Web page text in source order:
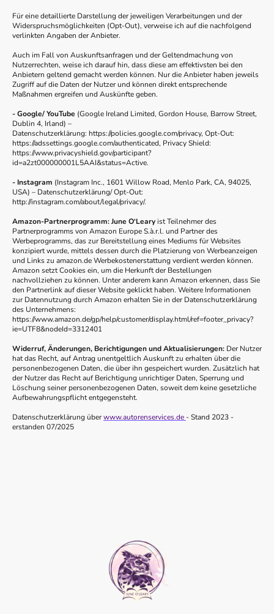
Für eine detaillierte Darstellung der jeweiligen Verarbeitungen und der
Widerspruchsmöglichkeiten (Opt-Out), verweise ich auf die nachfolgend
verlinkten Angaben der Anbieter.
Auch im Fall von Auskunftsanfragen und der Geltendmachung von
Nutzerrechten, weise ich darauf hin, dass diese am effektivsten bei den
Anbietern geltend gemacht werden können. Nur die Anbieter haben jeweils
Zugriff auf die Daten der Nutzer und können direkt entsprechende
Maßnahmen ergreifen und Auskünfte geben.
- Google/ YouTube (Google Ireland Limited, Gordon House, Barrow Street,
Dublin 4, Irland) –
Datenschutzerklärung: https://policies.google.com/privacy, Opt-Out:
https://adssettings.google.com/authenticated, Privacy Shield:
https://www.privacyshield.gov/participant?
id=a2zt000000001L5AAI&status=Active.
- Instagram (Instagram Inc., 1601 Willow Road, Menlo Park, CA, 94025,
USA) – Datenschutzerklärung/ Opt-Out:
http://instagram.com/about/legal/privacy/.
Amazon-Partnerprogramm:June O‘Learyist Teilnehmer des
Partnerprogramms von Amazon Europe S.à.r.l. und Partner des
Werbeprogramms, das zur Bereitstellung eines Mediums für Websites
konzipiert wurde, mittels dessen durch die Platzierung von Werbeanzeigen
und Links zu amazon.de Werbekostenerstattung verdient werden können.
Amazon setzt Cookies ein, um die Herkunft der Bestellungen
nachvollziehen zu können. Unter anderem kann Amazon erkennen, dass Sie
den Partnerlink auf dieser Website geklickt haben. Weitere Informationen
zur Datennutzung durch Amazon erhalten Sie in der Datenschutzerklärung
des Unternehmens:
https://www.amazon.de/gp/help/customer/display.html/ref=footer_privacy?
ie=UTF8&nodeId=3312401
Widerruf, Änderungen, Berichtigungen und Aktualisierungen: Der Nutzer
hat das Recht, auf Antrag unentgeltlich Auskunft zu erhalten über die
personenbezogenen Daten, die über ihn gespeichert wurden. Zusätzlich hat
der Nutzer das Recht auf Berichtigung unrichtiger Daten, Sperrung und
Löschung seiner personenbezogenen Daten, soweit dem keine gesetzliche
Aufbewahrungspflicht entgegensteht.
Datenschutzerklärung überwww.autorenservices.de - Stand 2023 -
erstanden 07/2025